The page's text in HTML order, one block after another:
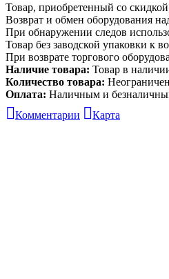
Товар, приобретенный со
Возврат и обмен оборудования
При обнаружении следов
Товар без заводской упаковки к
При возврате торгового
Наличие товара: Товар в
Количество товара:
Оплата: Наличным и
Комментарии
Карта